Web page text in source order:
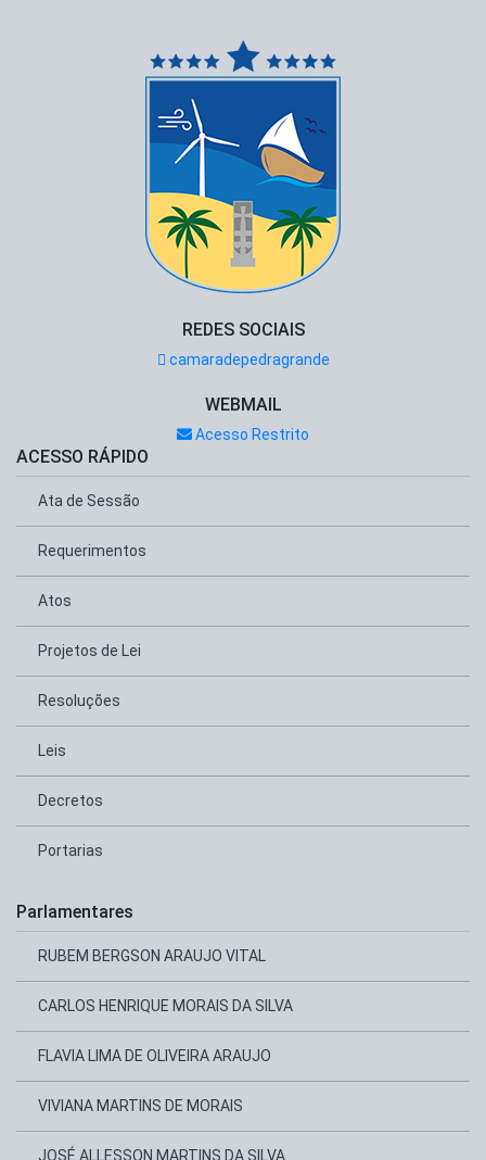
REDES SOCIAIS
camaradepedragrande
WEBMAIL
Acesso Restrito
ACESSO RÁPIDO
Ata de Sessão
Requerimentos
Atos
Projetos de Lei
Resoluções
Leis
Decretos
Portarias
Parlamentares
RUBEM BERGSON ARAUJO VITAL
CARLOS HENRIQUE MORAIS DA SILVA
FLAVIA LIMA DE OLIVEIRA ARAUJO
VIVIANA MARTINS DE MORAIS
JOSÉ ALLESSON MARTINS DA SILVA